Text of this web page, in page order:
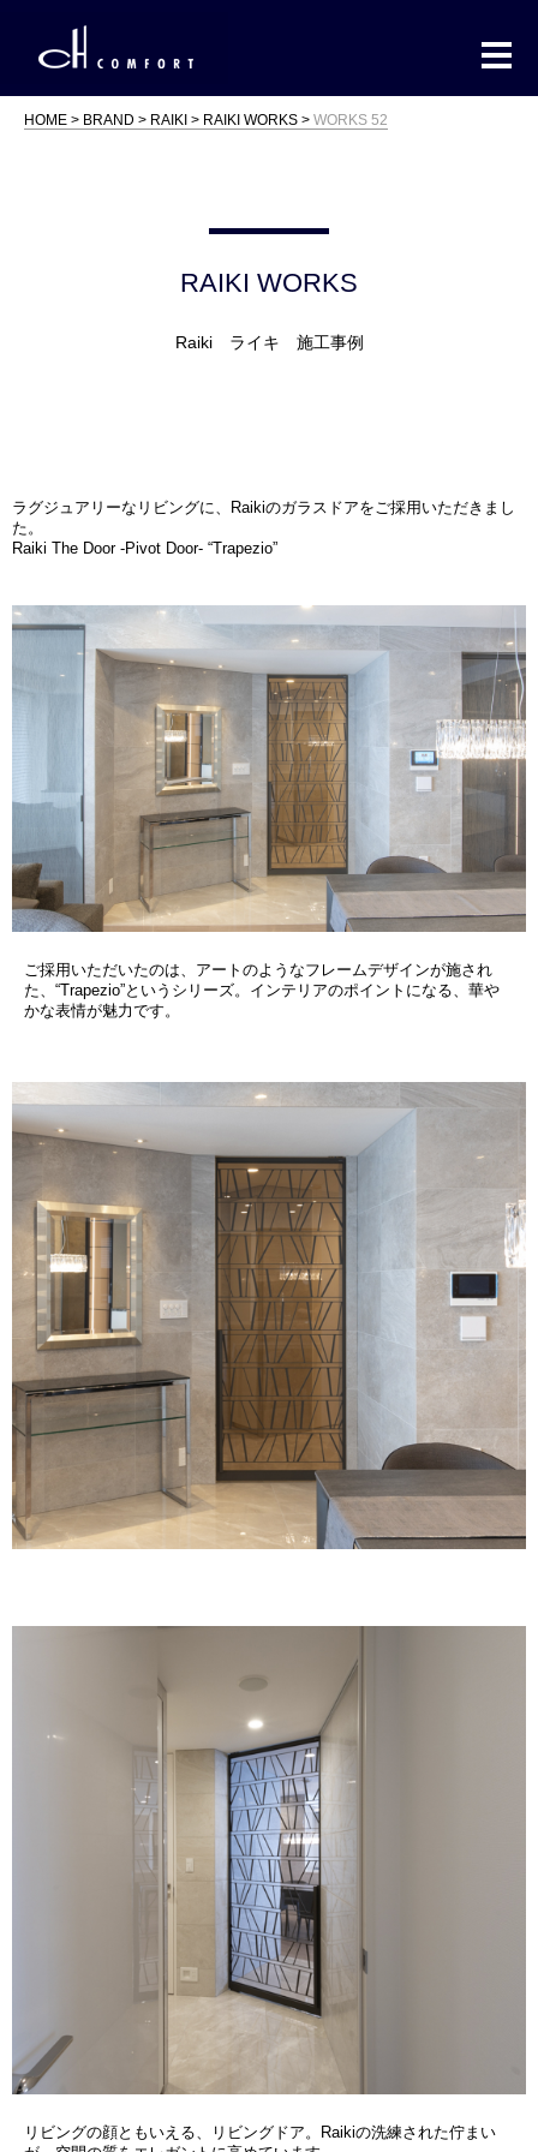
HOME BRAND RAIKI RAIKI WORKS WORKS 52
RAIKI WORKS
Raiki ライキ 施工事例
ラグジュアリーなリビングに、Raikiのガラスドアをご採用いただきまし
た。
Raiki The Door -Pivot Door- “Trapezio”
ご採用いただいたのは、アートのようなフレームデザインが施され
た、“Trapezio”というシリーズ。インテリアのポイントになる、華や
かな表情が魅力です。
リビングの顔ともいえる、リビングドア。Raikiの洗練された佇まい